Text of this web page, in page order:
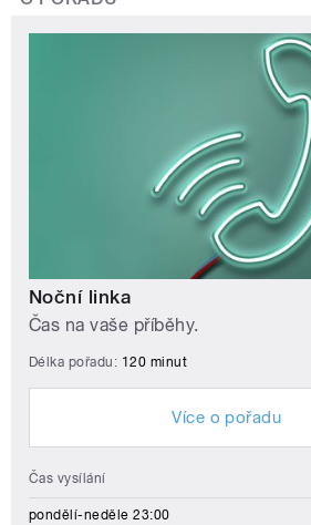
Noční linka
Čas na vaše příběhy.
Délka pořadu: 120 minut
Více o pořadu
Čas vysílání
pondělí-neděle 23:00